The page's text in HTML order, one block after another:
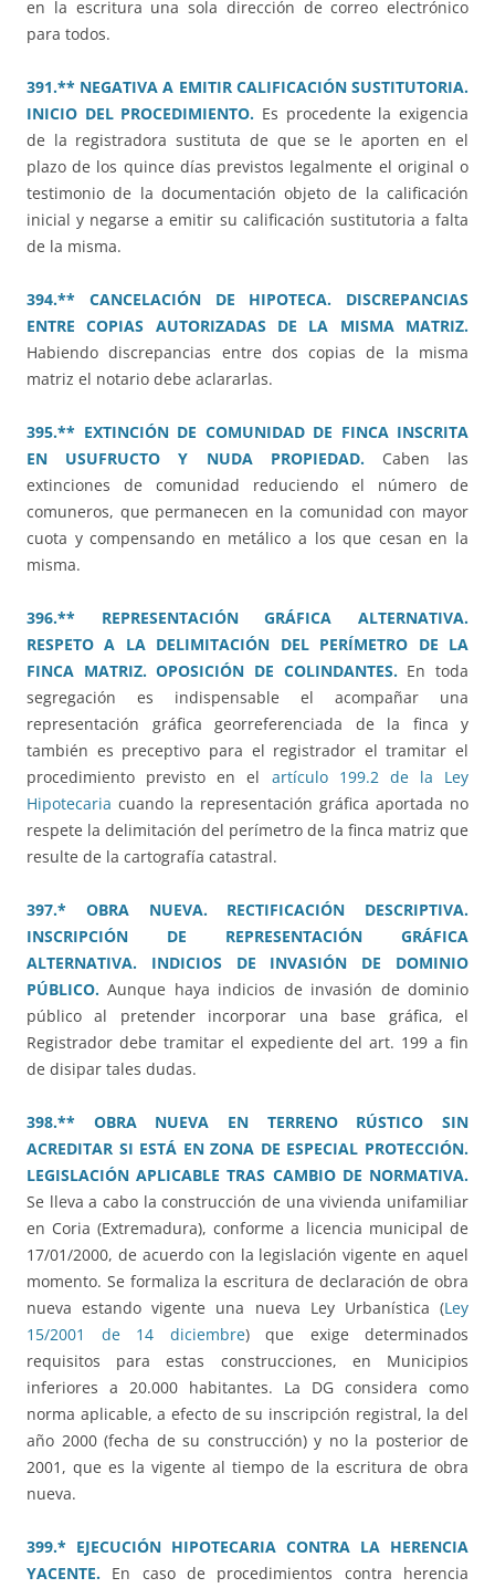
en la escritura una sola dirección de correo electrónico
para todos.
391.** NEGATIVA A EMITIR CALIFICACIÓN SUSTITUTORIA.
INICIO DEL PROCEDIMIENTO. Es procedente la exigencia
de la registradora sustituta de que se le aporten en el
plazo de los quince días previstos legalmente el original o
testimonio de la documentación objeto de la calificación
inicial y negarse a emitir su calificación sustitutoria a falta
de la misma.
394.** CANCELACIÓN DE HIPOTECA. DISCREPANCIAS
ENTRE COPIAS AUTORIZADAS DE LA MISMA MATRIZ.
Habiendo discrepancias entre dos copias de la misma
matriz el notario debe aclararlas.
395.** EXTINCIÓN DE COMUNIDAD DE FINCA INSCRITA
EN USUFRUCTO Y NUDA PROPIEDAD.Caben las
extinciones de comunidad reduciendo el número de
comuneros, que permanecen en la comunidad con mayor
cuota y compensando en metálico a los que cesan en la
misma.
396.** REPRESENTACIÓN GRÁFICA ALTERNATIVA.
RESPETO A LA DELIMITACIÓN DEL PERÍMETRO DE LA
FINCA MATRIZ. OPOSICIÓN DE COLINDANTES.En toda
segregación es indispensable el acompañar una
representación gráfica georreferenciada de la finca y
también es preceptivo para el registrador el tramitar el
procedimiento previsto en el artículo 199.2 de la Ley
Hipotecaria cuando la representación gráfica aportada no
respete la delimitación del perímetro de la finca matriz que
resulte de la cartografía catastral.
397.* OBRA NUEVA. RECTIFICACIÓN DESCRIPTIVA.
INSCRIPCIÓN DE REPRESENTACIÓN GRÁFICA
ALTERNATIVA. INDICIOS DE INVASIÓN DE DOMINIO
PÚBLICO. Aunque haya indicios de invasión de dominio
público al pretender incorporar una base gráfica, el
Registrador debe tramitar el expediente del art. 199 a fin
de disipar tales dudas.
398.** OBRA NUEVA EN TERRENO RÚSTICO SIN
ACREDITAR SI ESTÁ EN ZONA DE ESPECIAL PROTECCIÓN.
LEGISLACIÓN APLICABLE TRAS CAMBIO DE NORMATIVA.
Se lleva a cabo la construcción de una vivienda unifamiliar
en Coria (Extremadura), conforme a licencia municipal de
17/01/2000, de acuerdo con la legislación vigente en aquel
momento. Se formaliza la escritura de declaración de obra
nueva estando vigente una nueva Ley Urbanística (Ley
15/2001 de 14 diciembre) que exige determinados
requisitos para estas construcciones, en Municipios
inferiores a 20.000 habitantes. La DG considera como
norma aplicable, a efecto de su inscripción registral, la del
año 2000 (fecha de su construcción) y no la posterior de
2001, que es la vigente al tiempo de la escritura de obra
nueva.
399.* EJECUCIÓN HIPOTECARIA CONTRA LA HERENCIA
YACENTE. En caso de procedimientos contra herencia